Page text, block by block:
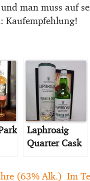
man muss auf
Kaufempfehlung!
Laphroaig
Quarter Cask
(63% Alk.) Im